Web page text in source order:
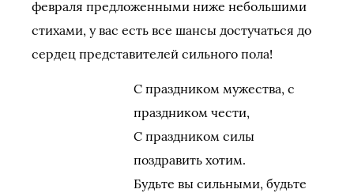
февраля предложенными ниже небольшими
стихами, у вас есть все шансы достучаться до
сердец представителей сильного пола!
С праздником мужества, с
праздником чести,
С праздником силы
поздравить хотим.
Будьте вы сильными, будьте